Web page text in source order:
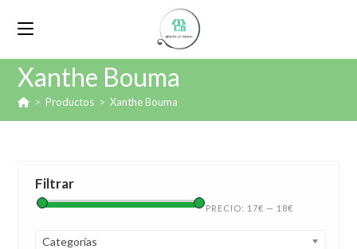
Xanthe Bouma
> Productos > Xanthe Bouma
Filtrar
PRECIO: 17€ — 18€
Categorías